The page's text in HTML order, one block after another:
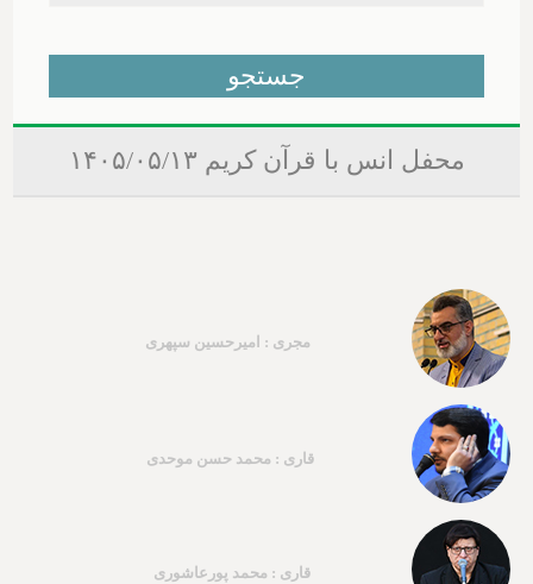
محفل انس با قرآن کریم ۱۴۰۵/۰۵/۱۳
مجری : امیرحسین سپهری
قاری : محمد حسن موحدی
قاری : محمد پورعاشوری